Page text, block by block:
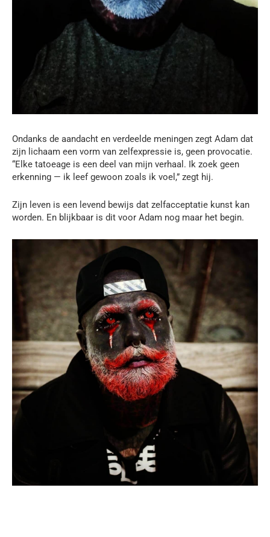
Ondanks de aandacht en verdeelde meningen zegt Adam dat
zijn lichaam een vorm van zelfexpressie is, geen provocatie.
“Elke tatoeage is een deel van mijn verhaal. Ik zoek geen
erkenning — ik leef gewoon zoals ik voel,” zegt hij.
Zijn leven is een levend bewijs dat zelfacceptatie kunst kan
worden. En blijkbaar is dit voor Adam nog maar het begin.